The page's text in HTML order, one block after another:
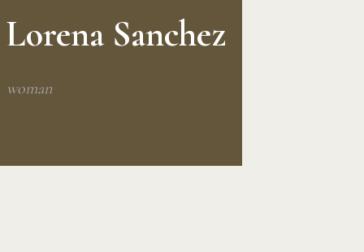
Lorena Sanchez
woman